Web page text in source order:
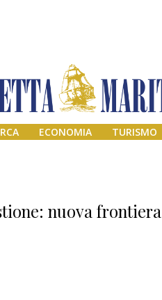
ECONOMIA TURISMO
nuova frontiera